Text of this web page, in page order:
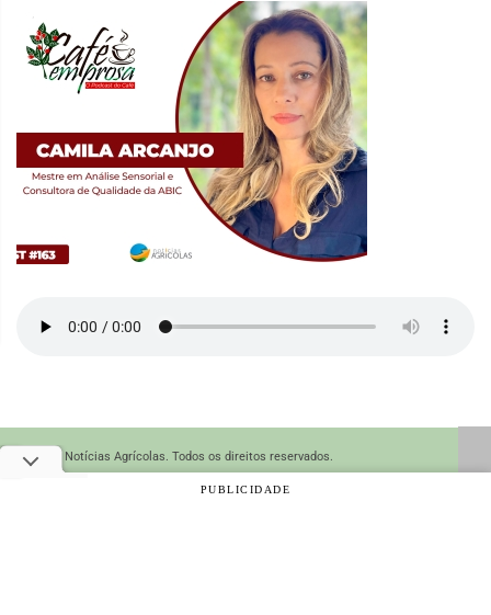
© 2026 Notícias Agrícolas. Todos os direitos reservados.
PUBLICIDADE